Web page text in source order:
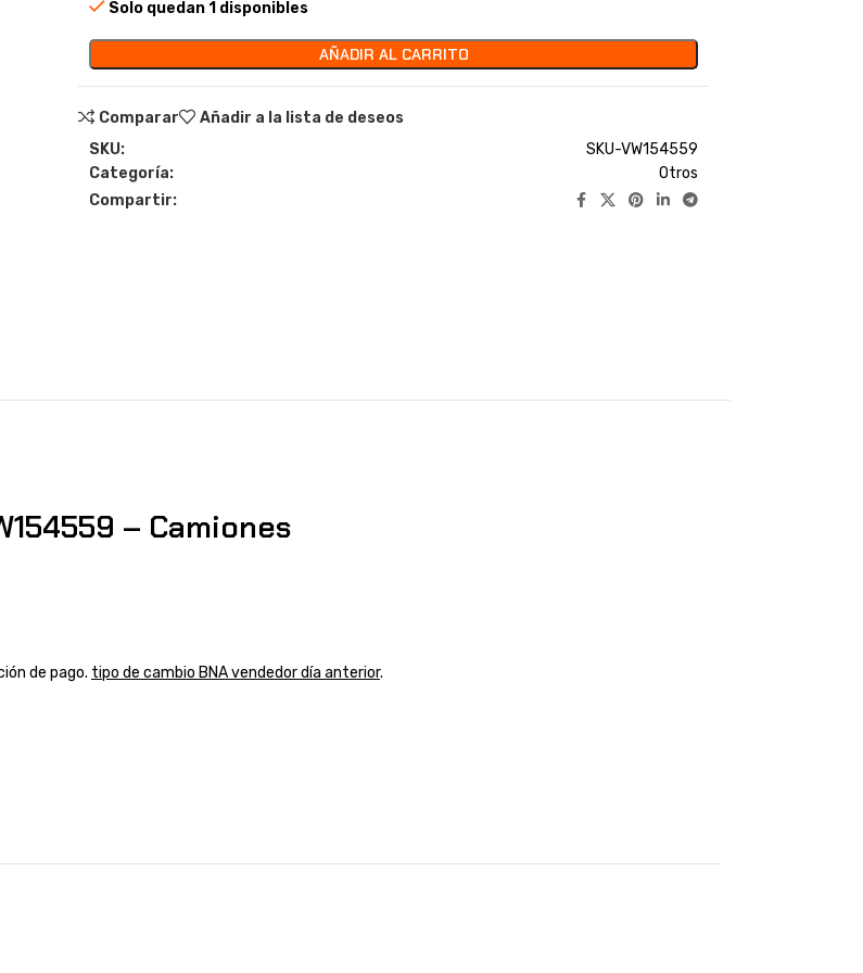
Solo quedan 1 disponibles
AÑADIR AL CARRITO
Comparar
Añadir a la lista de deseos
SKU:
SKU-VW154559
Categoría:
Otros
Compartir:
– Camiones
de pago. tipo de cambio BNA vendedor día anterior.